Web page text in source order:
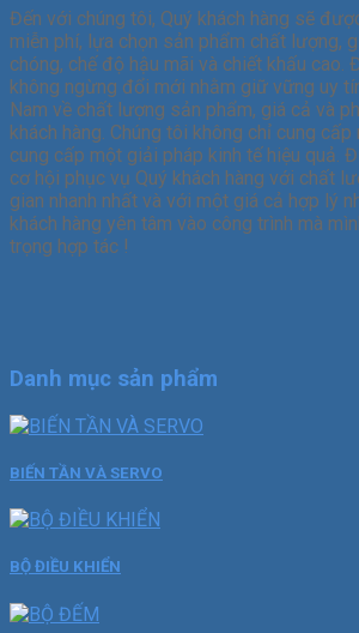
Đến với chúng tôi, Quý khách hàng sẽ
miễn phí, lựa chọn sản phẩm chất lượng,
chóng, chế độ hậu mãi và chiết khấu cao.
không ngừng đổi mới nhằm giữ vững uy
Nam về chất lượng sản phẩm, giá cả và
khách hàng. Chúng tôi không chỉ cung
cung cấp một giải pháp kinh tế hiệu quả.
cơ hội phục vụ Quý khách hàng với chất
gian nhanh nhất và với một giá cả hợp lý
khách hàng yên tâm vào công trình mà
trọng hợp tác !
Danh mục sản phẩm
BIẾN TẦN VÀ SERVO
BỘ ĐIỀU KHIỂN